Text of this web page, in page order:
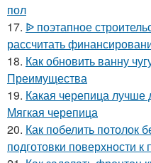
пол
17. ᐉ поэтапное
рассчитать
18. Как обновить ванну
Преимущества
19. Какая черепица лучше
Мягкая черепица
20. Как побелить потолок
подготовки поверхности к